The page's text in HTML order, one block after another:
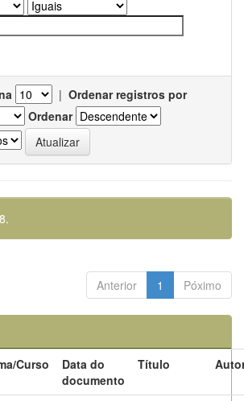
| Ordenar registros por
Ordenar
Anterior 1 Póximo
Curso
Data do
documento
Título